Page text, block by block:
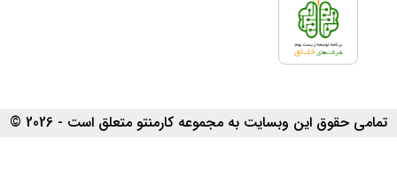
تمامی حقوق این وبسایت به مجموعه کارمنتو متعلق است - 2026 ©